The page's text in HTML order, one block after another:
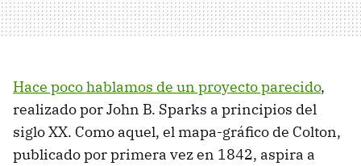
Hace poco hablamos de un proyecto parecido,
realizado por John B. Sparks a principios del
siglo XX. Como aquel, el mapa-gráfico de Colton,
publicado por primera vez en 1842, aspira a